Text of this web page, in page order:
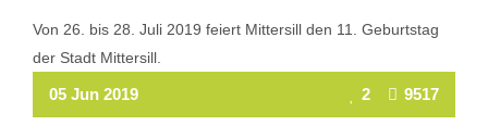
Von 26. bis 28. Juli 2019 feiert Mittersill den 11. Geburtstag
der Stadt Mittersill.
Read More
05 Jun 2019 2 9517